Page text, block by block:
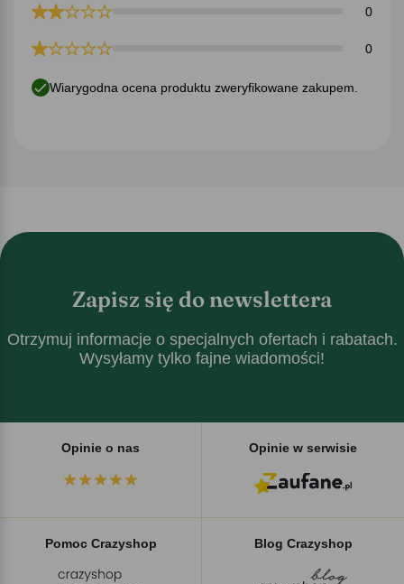
0
0
Wiarygodna ocena produktu zweryfikowane zakupem.
Zapisz się do newslettera
Otrzymuj informacje o specjalnych ofertach i rabatach.
Wysyłamy tylko fajne wiadomości!
Opinie o nas Opinie w serwisie
Pomoc Crazyshop Blog Crazyshop